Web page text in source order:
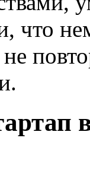
что